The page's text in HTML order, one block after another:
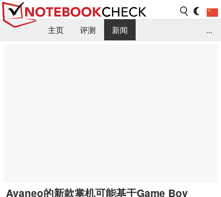
主页 评测
新闻
...
Ayaneo的新款掌机可能基于Game Boy